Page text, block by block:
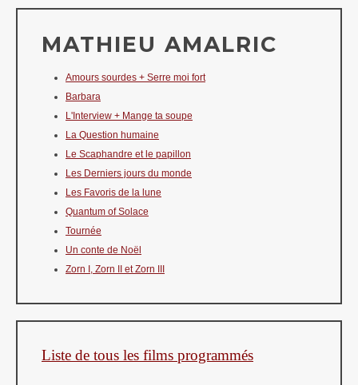
MATHIEU AMALRIC
Amours sourdes + Serre moi fort
Barbara
L'Interview + Mange ta soupe
La Question humaine
Le Scaphandre et le papillon
Les Derniers jours du monde
Les Favoris de la lune
Quantum of Solace
Tournée
Un conte de Noël
Zorn I, Zorn II et Zorn III
Liste de tous les films programmés